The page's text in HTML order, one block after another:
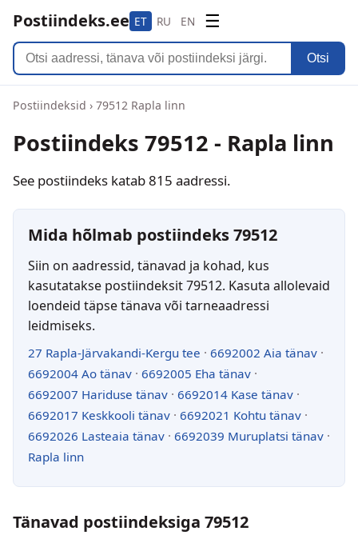
Postiindeks.ee ET RU EN ☰
Otsi
Postiindeksid › 79512 Rapla linn
Postiindeks 79512 - Rapla linn
See postiindeks katab 815 aadressi.
Mida hõlmab postiindeks 79512
Siin on aadressid, tänavad ja kohad, kus
kasutatakse postiindeksit 79512. Kasuta allolevaid
loendeid täpse tänava või tarneaadressi
leidmiseks.
27 Rapla-Järvakandi-Kergu tee · 6692002 Aia tänav ·
6692004 Ao tänav · 6692005 Eha tänav ·
6692007 Hariduse tänav · 6692014 Kase tänav ·
6692017 Keskkooli tänav · 6692021 Kohtu tänav ·
6692026 Lasteaia tänav · 6692039 Muruplatsi tänav ·
Rapla linn
Tänavad postiindeksiga 79512